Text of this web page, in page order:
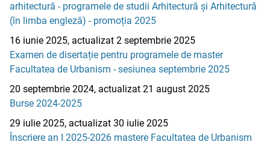
arhitectură - programele de studii Arhitectură și Arhitectură
(în limba engleză) - promoția 2025
16 iunie 2025, actualizat 2 septembrie 2025
Examen de disertație pentru programele de master
Facultatea de Urbanism - sesiunea septembrie 2025
20 septembrie 2024, actualizat 21 august 2025
Burse 2024-2025
29 iulie 2025, actualizat 30 iulie 2025
Înscriere an I 2025-2026 mastere Facultatea de Urbanism